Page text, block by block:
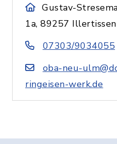
Gustav-
1a, 89257 Illertissen
07303/9034055
oba-neu-
ringeisen-werk.de